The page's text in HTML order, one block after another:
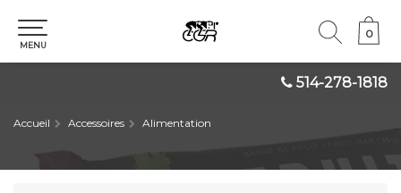
514-278-1818
0
0
MENU
Accueil Accessoires Alimentation